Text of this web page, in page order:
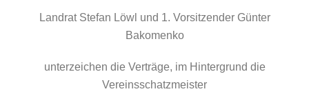
Landrat Stefan Löwl und 1. Vorsitzender Günter
Bakomenko
unterzeichen die Verträge, im Hintergrund die
Vereinsschatzmeister